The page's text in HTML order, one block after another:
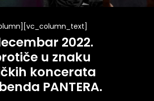
2022.
u znaku
koncerata
PANTERA.